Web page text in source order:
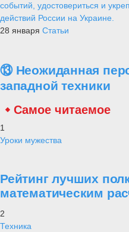
событий, удостовериться и
действий России на Украине.
28 января Статьи
⑬ Неожиданная
западной техники
Самое читаемое
1
Уроки мужества
Рейтинг лучших
математическим
2
Техника